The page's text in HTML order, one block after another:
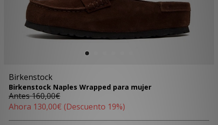
Birkenstock
Birkenstock Naples Wrapped para mujer
Antes160,00€
Ahora 130,00€ (Descuento 19%)